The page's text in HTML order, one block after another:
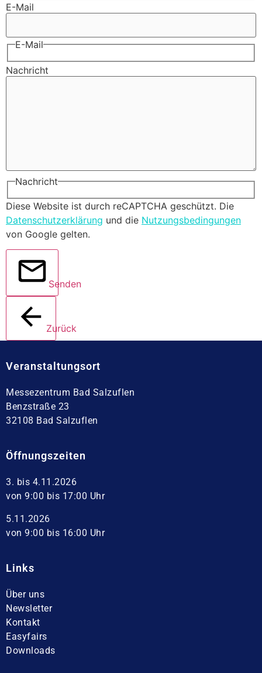
E-Mail
E-Mail
Nachricht
Nachricht
Diese Website ist durch reCAPTCHA geschützt. Die
Datenschutzerklärung und die Nutzungsbedingungen
von Google gelten.
Senden
Zurück
Veranstaltungsort
Messezentrum Bad Salzuflen
Benzstraße 23
32108 Bad Salzuflen
Öffnungszeiten
3. bis 4.11.2026
von 9:00 bis 17:00 Uhr
5.11.2026
von 9:00 bis 16:00 Uhr
Links
Über uns
Newsletter
Kontakt
Easyfairs
Downloads